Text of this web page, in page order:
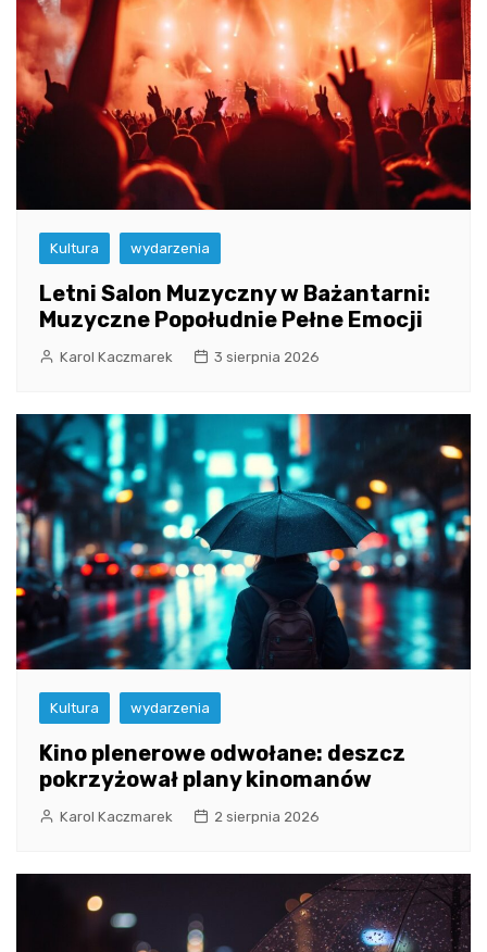
Kultura wydarzenia
Letni Salon Muzyczny w Bażantarni:
Muzyczne Popołudnie Pełne Emocji
Karol Kaczmarek 3 sierpnia 2026
Kultura wydarzenia
Kino plenerowe odwołane: deszcz
pokrzyżował plany kinomanów
Karol Kaczmarek 2 sierpnia 2026